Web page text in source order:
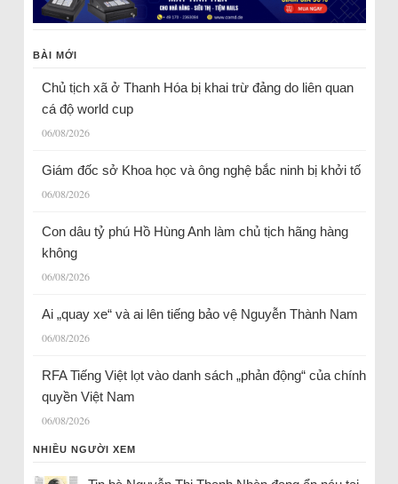
BÀI MỚI
Chủ tịch xã ở Thanh Hóa bị khai trừ đảng do liên quan
cá độ world cup
06/08/2026
Giám đốc sở Khoa học và ông nghệ bắc ninh bị khởi tố
06/08/2026
Con dâu tỷ phú Hồ Hùng Anh làm chủ tịch hãng hàng
không
06/08/2026
Ai „quay xe“ và ai lên tiếng bảo vệ Nguyễn Thành Nam
06/08/2026
RFA Tiếng Việt lọt vào danh sách „phản động“ của chính
quyền Việt Nam
06/08/2026
NHIỀU NGƯỜI XEM